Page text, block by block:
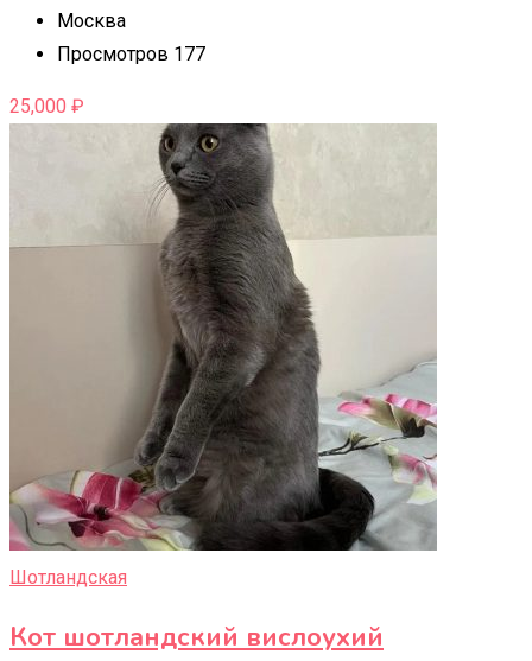
Москва
Просмотров 177
25,000 ₽
Шотландская
Кот шотландский вислоухий